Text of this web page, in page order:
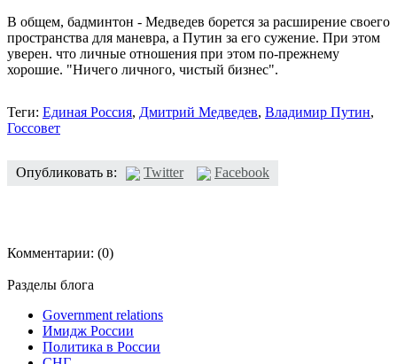
В общем, бадминтон - Медведев борется за расширение своего
пространства для маневра, а Путин за его сужение. При этом
уверен. что личные отношения при этом по-прежнему
хорошие. "Ничего личного, чистый бизнес".
Теги: Единая Россия, Дмитрий Медведев, Владимир Путин,
Госсовет
Опубликовать в: Twitter Facebook
Комментарии: (0)
Разделы блога
Government relations
Имидж России
Политика в России